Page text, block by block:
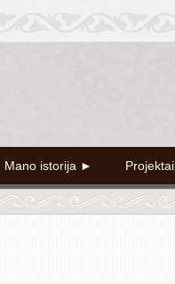
Mano istorija ► Projektai